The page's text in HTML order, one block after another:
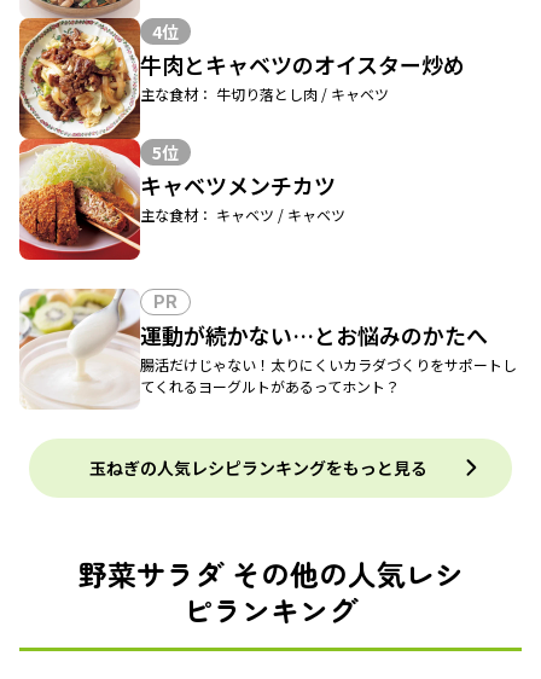
4位
牛肉とキャベツのオイスター炒め
主な食材： 牛切り落とし肉 / キャベツ
5位
キャベツメンチカツ
主な食材： キャベツ / キャベツ
PR
運動が続かない…とお悩みのかたへ
腸活だけじゃない！太りにくいカラダづくりをサポートし
てくれるヨーグルトがあるってホント？
玉ねぎの人気レシピランキングをもっと見る
野菜サラダ その他の人気レシ
ピランキング